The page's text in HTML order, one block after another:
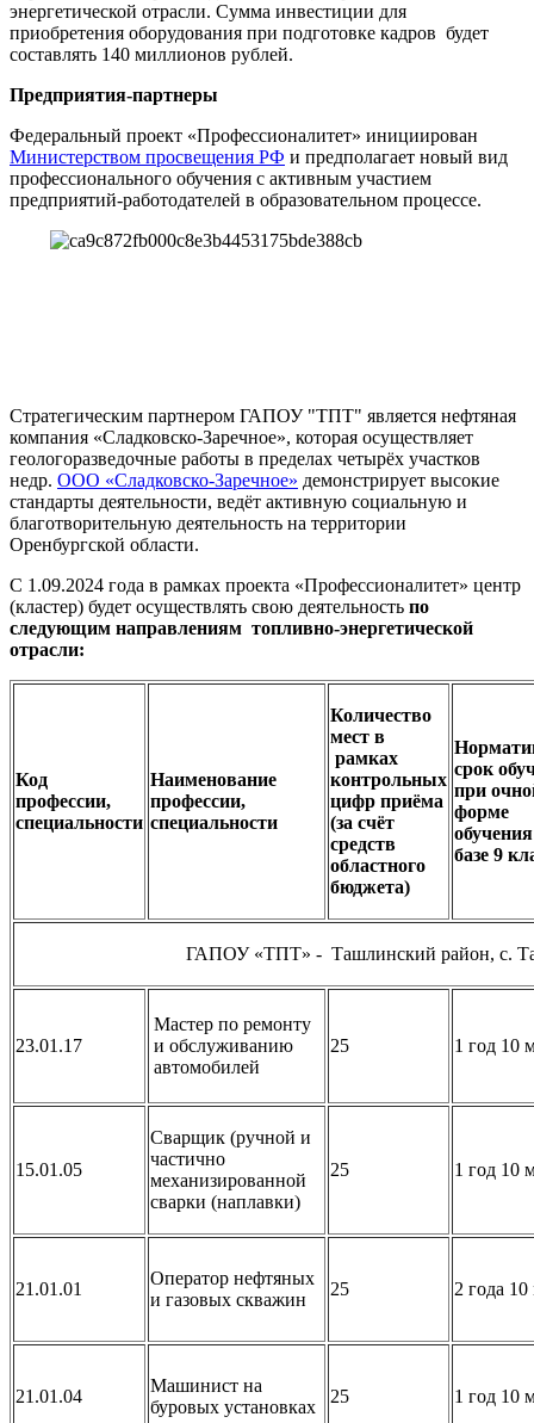
энергетической отрасли. Сумма инвестиции для
приобретения оборудования при подготовке кадров будет
составлять 140 миллионов рублей.
Предприятия-партнеры
Федеральный проект «Профессионалитет» инициирован
Министерством просвещения РФ и предполагает новый вид
профессионального обучения с активным участием
предприятий-работодателей в образовательном процессе.
Стратегическим партнером ГАПОУ "ТПТ" является нефтяная
компания «Сладковско-Заречное», которая осуществляет
геологоразведочные работы в пределах четырёх участков
недр. ООО «Сладковско-Заречное» демонстрирует высокие
стандарты деятельности, ведёт активную социальную и
благотворительную деятельность на территории
Оренбургской области.
С 1.09.2024 года в рамках проекта «Профессионалитет» центр
(кластер) будет осуществлять свою деятельность по
следующим направлениям топливно-энергетической
отрасли:
Код
профессии,
специальности
Наименование
профессии,
специальности
Количество
мест в
рамках
контрольных
цифр приёма
(за счёт
средств
областного
бюджета)
срок
при
форме
базе 9
ГАПОУ «ТПТ» - Ташлинский район, с.
23.01.17
Мастер по ремонту
и обслуживанию
автомобилей
25 1 год 10
15.01.05
Сварщик (ручной и
частично
механизированной
сварки (наплавки)
25 1 год 10
21.01.01
Оператор нефтяных
и газовых скважин
25 2 года 10
21.01.04
Машинист на
буровых установках
25 1 год 10